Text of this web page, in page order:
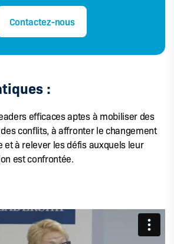
Contactez-nous
:
efficaces aptes à mobiliser des
conflits, à affronter le changement
et à relever les défis auxquels leur
est confrontée.